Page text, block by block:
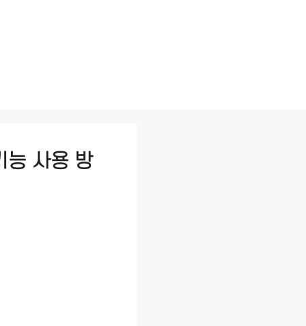
능 사용 방